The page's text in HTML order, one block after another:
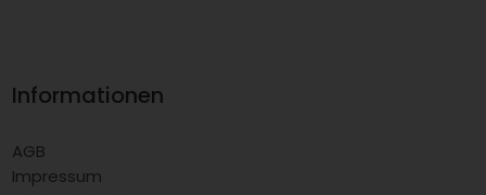
Informationen
AGB
Impressum